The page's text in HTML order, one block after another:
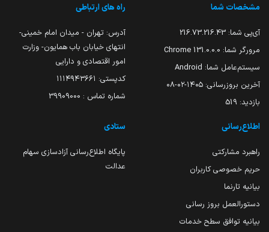
مشخصات شما
آی‌پی شما: 216.73.216.43
مرورگر شما: 131.0.0.0 Chrome
سیستم‌عامل شما: Android
آخرین بروزرسانی: ۱۴۰۵-۰۲-۰۸
بازدید: 519
راه های ارتباطی
آدرس: تهران - میدان امام خمینی-
انتهای خیابان باب همایون- وزارت
امور اقتصادی و دارایی
کدپستی: ۱۱۱۴۹۴۳۶۶۱
شماره تماس : 39909000
اطلاع‌رسانی
راهبرد مشارکتی
حریم خصوصی کاربران
بیانیه تارنما
دستورالعمل بروز رسانی
بیانیه توافق سطح خدمات
ستادی
پایگاه اطلاع‌رسانی آزادسازی سهام
عدالت